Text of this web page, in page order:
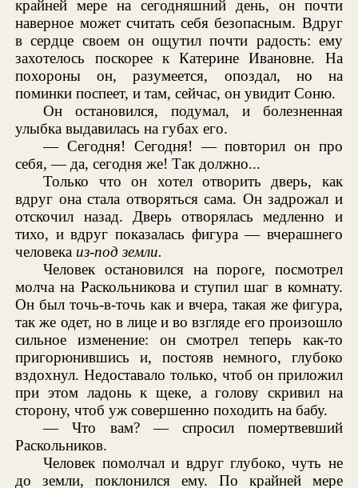
крайней мере на сегодняшний день, он почти
наверное может считать себя безопасным. Вдруг
в сердце своем он ощутил почти радость: ему
захотелось поскорее к Катерине Ивановне. На
похороны он, разумеется, опоздал, но на
поминки поспеет, и там, сейчас, он увидит Соню.
Он остановился, подумал, и болезненная
улыбка выдавилась на губах его.
— Сегодня! Сегодня! — повторил он про
себя, — да, сегодня же! Так должно...
Только что он хотел отворить дверь, как
вдруг она стала отворяться сама. Он задрожал и
отскочил назад. Дверь отворялась медленно и
тихо, и вдруг показалась фигура — вчерашнего
человека из-под земли.
Человек остановился на пороге, посмотрел
молча на Раскольникова и ступил шаг в комнату.
Он был точь-в-точь как и вчера, такая же фигура,
так же одет, но в лице и во взгляде его произошло
сильное изменение: он смотрел теперь как-то
пригорюнившись и, постояв немного, глубоко
вздохнул. Недоставало только, чтоб он приложил
при этом ладонь к щеке, а голову скривил на
сторону, чтоб уж совершенно походить на бабу.
— Что вам? — спросил помертвевший
Раскольников.
Человек помолчал и вдруг глубоко, чуть не
до земли, поклонился ему. По крайней мере